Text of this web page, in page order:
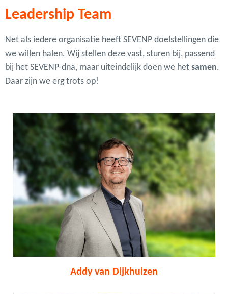
Leadership Team
Net als iedere organisatie heeft SEVENP doelstellingen die
we willen halen. Wij stellen deze vast, sturen bij, passend
bij het SEVENP-dna, maar uiteindelijk doen we het samen.
Daar zijn we erg trots op!
Addy van Dijkhuizen